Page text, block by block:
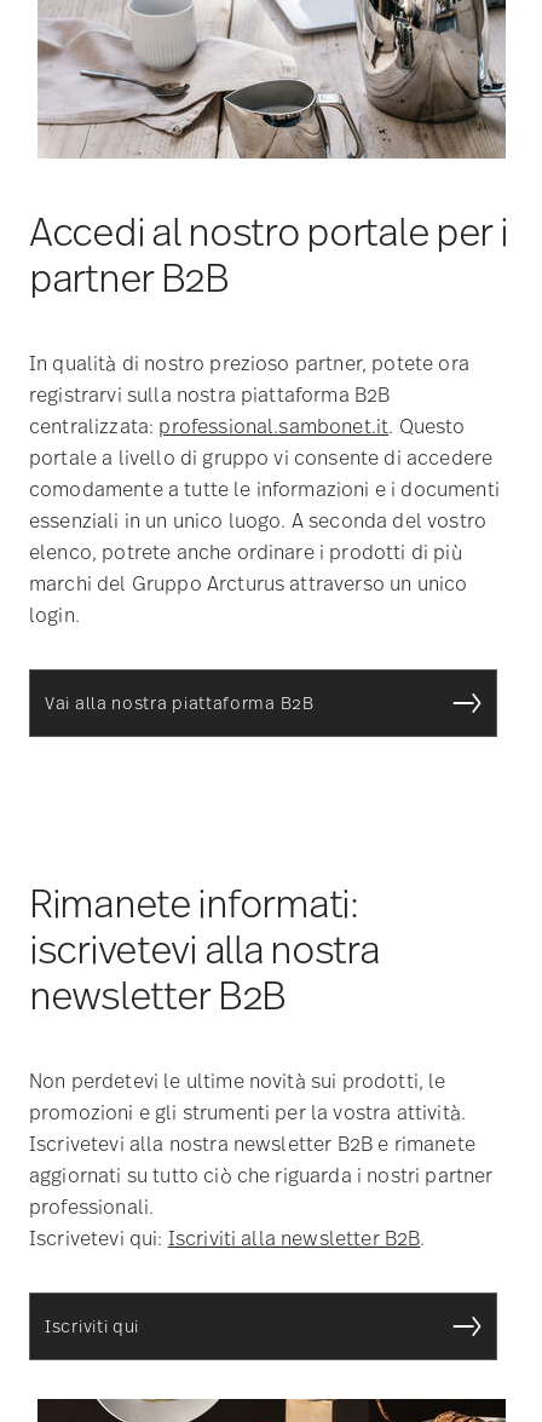
Accedi al nostro portale per i
partner B2B
In qualità di nostro prezioso partner, potete ora
registrarvi sulla nostra piattaforma B2B
centralizzata: professional.sambonet.it. Questo
portale a livello di gruppo vi consente di accedere
comodamente a tutte le informazioni e i documenti
essenziali in un unico luogo. A seconda del vostro
elenco, potrete anche ordinare i prodotti di più
marchi del Gruppo Arcturus attraverso un unico
login.
Vai alla nostra piattaforma B2B
Rimanete informati:
iscrivetevi alla nostra
newsletter B2B
Non perdetevi le ultime novità sui prodotti, le
promozioni e gli strumenti per la vostra attività.
Iscrivetevi alla nostra newsletter B2B e rimanete
aggiornati su tutto ciò che riguarda i nostri partner
professionali.
Iscrivetevi qui: Iscriviti alla newsletter B2B.
Iscriviti qui